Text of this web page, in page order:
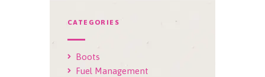
CATEGORIES
Boots
Fuel Management